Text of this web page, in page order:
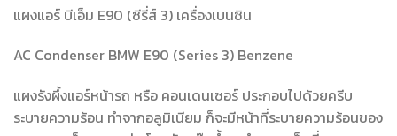
แผงแอร์ บีเอ็ม E90 (ซีรี่ส์ 3) เครื่องเบนซิน
AC Condenser BMW E90 (Series 3) Benzene
แผงรังผึ้งแอร์หน้ารถ หรือ คอนเดนเซอร์ ประกอบไปด้วยครีบ
ระบายความร้อน ทำจากอลูมิเนียม ก็จะมีหน้าที่ระบายความร้อนของ